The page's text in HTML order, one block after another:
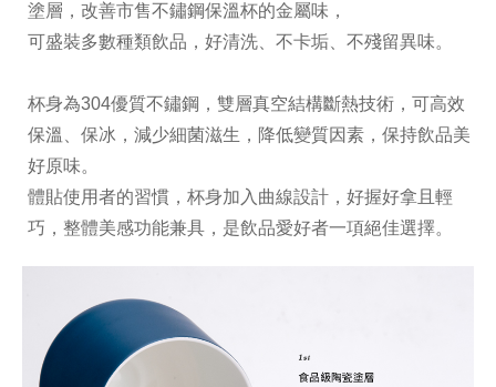
塗層，改善市售不鏽鋼保溫杯的金屬味，
可盛裝多數種類飲品，好清洗、不卡垢、不殘留異味。
杯身為304優質不鏽鋼，雙層真空結構斷熱技術，可高效
保溫、保冰，減少細菌滋生，降低變質因素，保持飲品美
好原味。
體貼使用者的習慣，杯身加入曲線設計，好握好拿且輕
巧，整體美感功能兼具，是飲品愛好者一項絕佳選擇。